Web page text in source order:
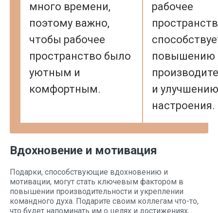
много времени,
поэтому важно,
чтобы рабочее
пространство было
уютным и
комфортным.
рабочее
повышению
и улучшению
настроения.
Вдохновение и мотивация
Подарки, способствующие вдохновению и
мотивации, могут стать ключевым фактором в
повышении производительности и укреплении
командного духа. Подарите своим коллегам что-то,
что будет напоминать им о целях и достижениях,